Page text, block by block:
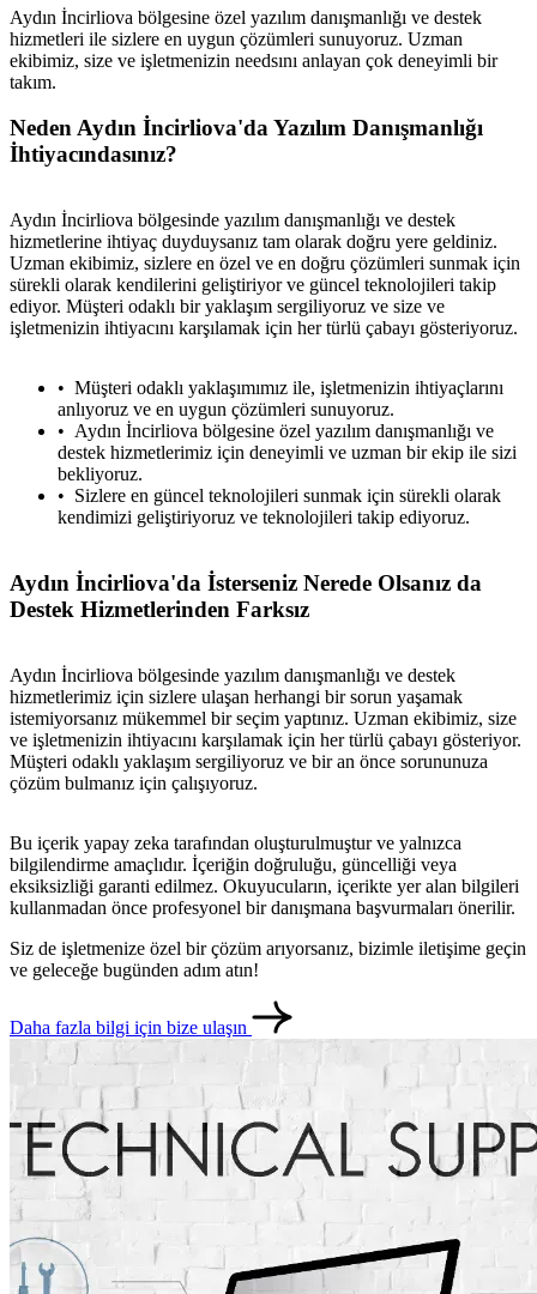
Aydın İncirliova bölgesine özel yazılım danışmanlığı ve destek
hizmetleri ile sizlere en uygun çözümleri sunuyoruz. Uzman
ekibimiz, size ve işletmenizin needsını anlayan çok deneyimli bir
takım.
Neden Aydın İncirliova'da Yazılım Danışmanlığı
İhtiyacındasınız?
Aydın İncirliova bölgesinde yazılım danışmanlığı ve destek
hizmetlerine ihtiyaç duyduysanız tam olarak doğru yere geldiniz.
Uzman ekibimiz, sizlere en özel ve en doğru çözümleri sunmak için
sürekli olarak kendilerini geliştiriyor ve güncel teknolojileri takip
ediyor. Müşteri odaklı bir yaklaşım sergiliyoruz ve size ve
işletmenizin ihtiyacını karşılamak için her türlü çabayı gösteriyoruz.
Müşteri odaklı yaklaşımımız ile, işletmenizin ihtiyaçlarını
anlıyoruz ve en uygun çözümleri sunuyoruz.
Aydın İncirliova bölgesine özel yazılım danışmanlığı ve
destek hizmetlerimiz için deneyimli ve uzman bir ekip ile sizi
bekliyoruz.
Sizlere en güncel teknolojileri sunmak için sürekli olarak
kendimizi geliştiriyoruz ve teknolojileri takip ediyoruz.
Aydın İncirliova'da İsterseniz Nerede Olsanız da
Destek Hizmetlerinden Farksız
Aydın İncirliova bölgesinde yazılım danışmanlığı ve destek
hizmetlerimiz için sizlere ulaşan herhangi bir sorun yaşamak
istemiyorsanız mükemmel bir seçim yaptınız. Uzman ekibimiz, size
ve işletmenizin ihtiyacını karşılamak için her türlü çabayı gösteriyor.
Müşteri odaklı yaklaşım sergiliyoruz ve bir an önce sorununuza
çözüm bulmanız için çalışıyoruz.
Bu içerik yapay zeka tarafından oluşturulmuştur ve yalnızca
bilgilendirme amaçlıdır. İçeriğin doğruluğu, güncelliği veya
eksiksizliği garanti edilmez. Okuyucuların, içerikte yer alan bilgileri
kullanmadan önce profesyonel bir danışmana başvurmaları önerilir.
Siz de işletmenize özel bir çözüm arıyorsanız, bizimle iletişime geçin
ve geleceğe bugünden adım atın!
Daha fazla bilgi için bize ulaşın